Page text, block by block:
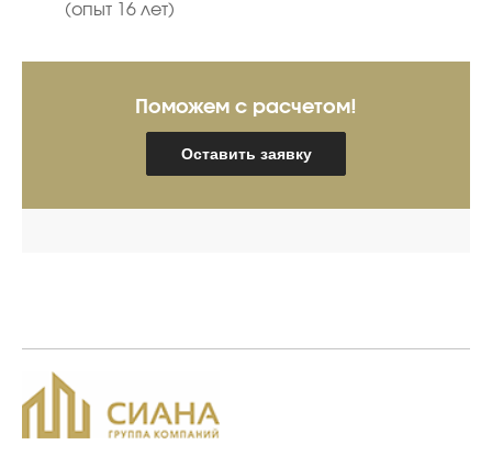
(опыт 16 лет)
Поможем с расчетом!
Оставить заявку